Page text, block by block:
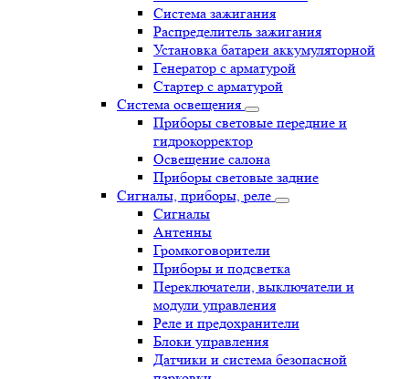
Система зажигания
Распределитель зажигания
Установка батареи аккумуляторной
Генератор с арматурой
Стартер с арматурой
Система освещения
Приборы световые передние и
гидрокорректор
Освещение салона
Приборы световые задние
Сигналы, приборы, реле
Сигналы
Антенны
Громкоговорители
Приборы и подсветка
Переключатели, выключатели и
модули управления
Реле и предохранители
Блоки управления
Датчики и система безопасной